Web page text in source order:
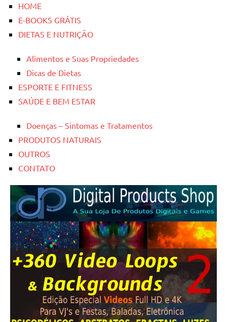
HOME
E-BOOKS GRÁTIS
DIETAS E NUTRIÇÃO
Alimentos e Suas Propriedades
Dicas de Dietas
ESPORTE E FITNESS
SAÚDE E BEM ESTAR
Doenças – Sintomas e Tratamentos
PRODUTOS NATURAIS
OUTROS
CONTATO